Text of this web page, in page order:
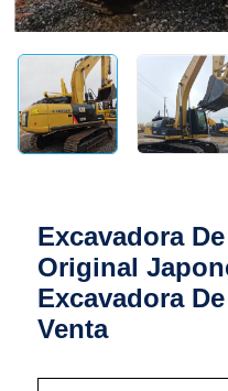
Excavadora
Original
Excavadora
Venta